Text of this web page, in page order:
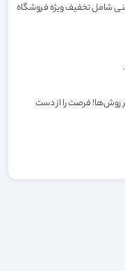
شامل تخفیف ویژه فروشگاه
روش‌ها! فرصت را از دست